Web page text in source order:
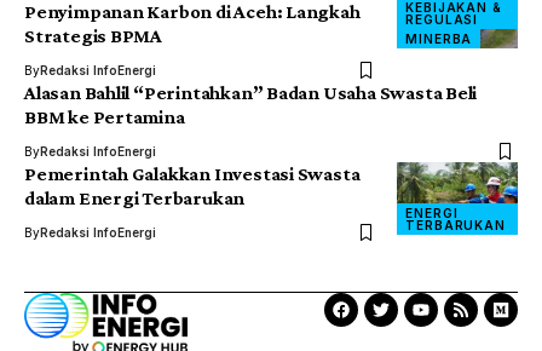
KEBIJAKAN &
REGULASI
MINERBA
Penyimpanan Karbon di Aceh: Langkah
Strategis BPMA
ByRedaksi InfoEnergi
Alasan Bahlil “Perintahkan” Badan Usaha Swasta Beli
BBM ke Pertamina
ByRedaksi InfoEnergi
ENERGI
TERBARUKAN
Pemerintah Galakkan Investasi Swasta
dalam Energi Terbarukan
ByRedaksi InfoEnergi